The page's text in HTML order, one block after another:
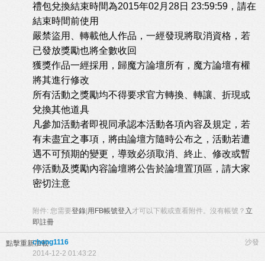
禮包兌換結束時間為2015年02月28日 23:59:59，請在
結束時間前使用
嚴禁盜用、轉載他人作品，一經發現將取消資格，若
已發放獎勵也將全數收回
獲獎作品一經採用，歸魔方論壇所有，魔方論壇有權
將其進行修改
所有活動之獎勵均不得要求官方轉換、轉讓、折現或
兌換其他道具
凡參加活動者即視同承認本活動各項內容及規定，若
有未盡宜之事項，將由論壇方隨時公布之，活動若遭
遇不可預期的變更，導致必須取消、終止、修改或暫
停活動及獎勵內容論壇將公告於論壇置頂區，請大家
密切注意
附件: 您需要登錄 用FB帳號登入才可以下載或查看附件。沒有帳號？ 立
即註冊
點擊重新加載 沙發
chong1116
2014-12-2 01:43:22